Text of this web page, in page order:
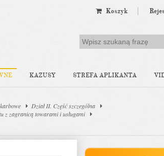
Koszyk
KAZUSY STREFA APLIKANTA
Dział II. Część szczególna
z zagranicą towarami i usługami